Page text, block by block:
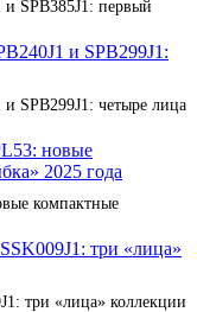
проверку
родиевое покрытие
для создания
сияния
ювелирного
и SPB385J1: первый
и SPB299J1: четыре лица
компактные
три «лица» коллекции